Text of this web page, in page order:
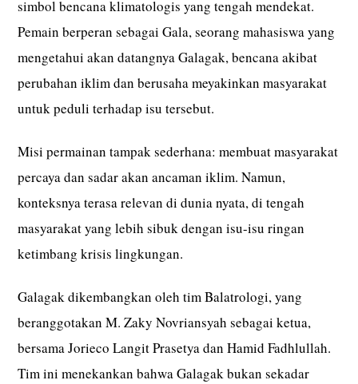
simbol bencana klimatologis yang tengah mendekat.
Pemain berperan sebagai Gala, seorang mahasiswa yang
mengetahui akan datangnya Galagak, bencana akibat
perubahan iklim dan berusaha meyakinkan masyarakat
untuk peduli terhadap isu tersebut.
Misi permainan tampak sederhana: membuat masyarakat
percaya dan sadar akan ancaman iklim. Namun,
konteksnya terasa relevan di dunia nyata, di tengah
masyarakat yang lebih sibuk dengan isu-isu ringan
ketimbang krisis lingkungan.
Galagak dikembangkan oleh tim Balatrologi, yang
beranggotakan M. Zaky Novriansyah sebagai ketua,
bersama Jorieco Langit Prasetya dan Hamid Fadhlullah.
Tim ini menekankan bahwa Galagak bukan sekadar